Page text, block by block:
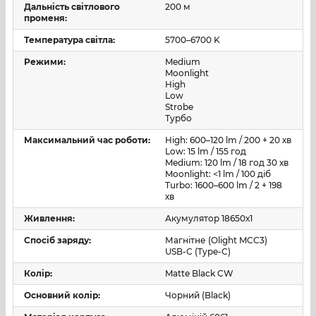
резервного джерела світла.
Холодне біле світло
добре підходить для
пошукових, робочих і оглядових завдань, де потрібне
чітке сприйняття контурів, деталей і віддалених
Керування двома кнопками
Модель має дві кнопки керування: бічну та хвостову.
Бічна кнопка відповідає за вмикання, перемикання
рівнів яскравості, доступ до Moonlight, Turbo, Strobe та
блокування. Хвостова кнопка забезпечує швидкий
доступ до High і Turbo, зокрема короткочасне
ввімкнення під час утримання.
Такий формат керування зручний у щоденному
використанні: бічна кнопка підходить для звичайної
роботи з режимами, а хвостова — для швидкого
ввімкнення інтенсивного світла без зайвих дій.
Дальність світлового
променя:
200 м
Температура світла: 5700–6700 K
Режими:
Medium
Moonlight
High
Low
Strobe
Турбо
Максимальний час роботи:
High: 600–120 lm / 200 + 20 хв
Low: 15 lm / 155 год
Medium: 120 lm / 18 год 30 хв
Moonlight: <1 lm / 100 діб
Turbo: 1600–600 lm / 2 + 198
хв
Живлення: Акумулятор 18650х1
Спосіб заряду:
Магнітне (Olight MCC3)
USB-C (Type-C)
Колір: Matte Black CW
Основний колір: Чорний (Black)